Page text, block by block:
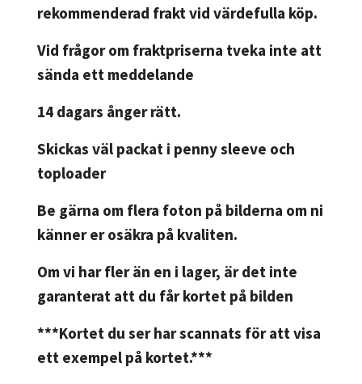
rekommenderad frakt vid värdefulla köp.
Vid frågor om fraktpriserna tveka inte att
sända ett meddelande
14 dagars ånger rätt.
Skickas väl packat i penny sleeve och
toploader
Be gärna om flera foton på bilderna om ni
känner er osäkra på kvaliten.
Om vi har fler än en i lager, är det inte
garanterat att du får kortet på bilden
***Kortet du ser har scannats för att visa
ett exempel på kortet.***